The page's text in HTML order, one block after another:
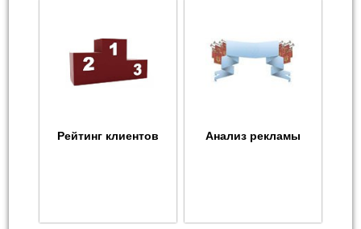
Рейтинг клиентов Анализ рекламы